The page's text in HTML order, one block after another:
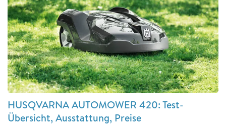
HUSQVARNA AUTOMOWER 420: Test-
Übersicht, Ausstattung, Preise